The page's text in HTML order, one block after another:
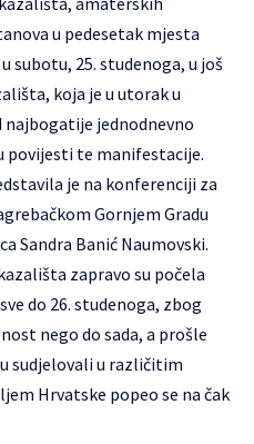
u pedesetak mjesta
subotu, 25. studenoga, u još
, koja je u utorak u
najbogatije jednodnevno
povijesti te manifestacije.
je na konferenciji za
Gornjem Gradu
Sandra Banić Naumovski.
zapravo su počela
do 26. studenoga, zbog
nego do sada, a prošle
sudjelovali u različitim
Hrvatske popeo se na čak